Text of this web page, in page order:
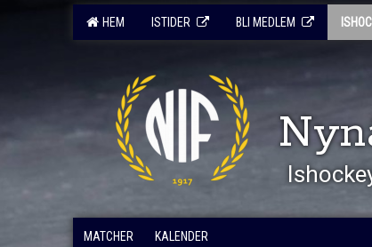
HEM ISTIDER BLI MEDLEM
MATCHER KALENDER